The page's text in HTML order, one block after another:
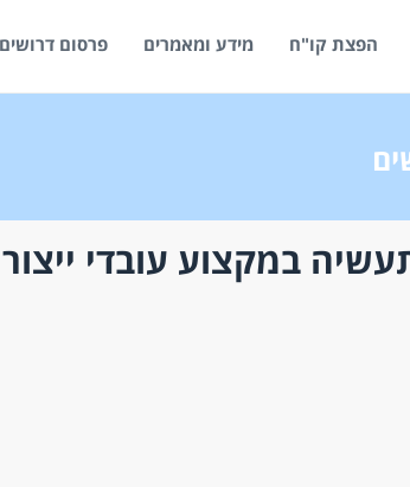
הפצת קו"ח מידע ומאמרים פרסום
במקצוע עובדי ייצור